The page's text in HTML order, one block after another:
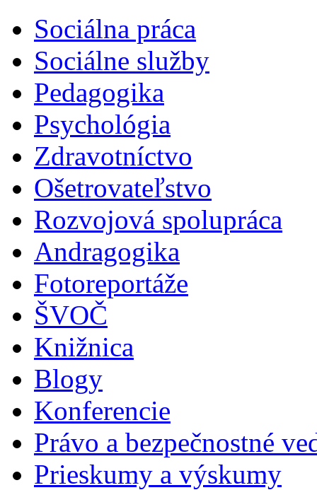
Sociálna práca
Sociálne služby
Pedagogika
Psychológia
Zdravotníctvo
Ošetrovateľstvo
Rozvojová spolupráca
Andragogika
Fotoreportáže
ŠVOČ
Knižnica
Blogy
Konferencie
Právo a bezpečnostné
Prieskumy a výskumy